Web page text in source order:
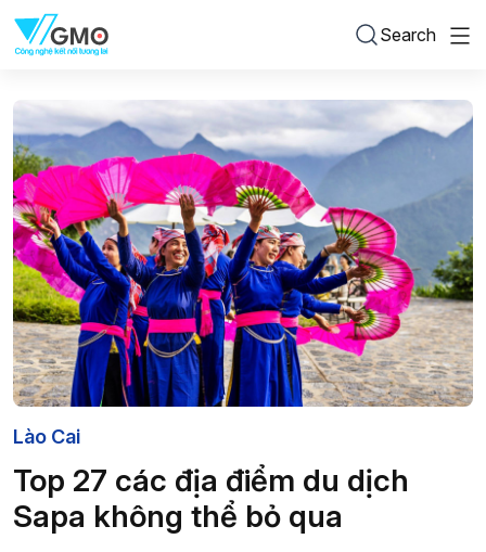
Search
Lào Cai
Top 27 các địa điểm du dịch
Sapa không thể bỏ qua